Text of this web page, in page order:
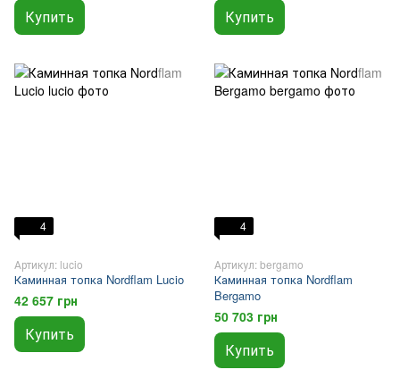
Купить Купить
4
Артикул: lucio
Каминная топка Nordflam Lucio
42 657 грн
Купить
4
Артикул: bergamo
Каминная топка Nordflam
Bergamo
50 703 грн
Купить